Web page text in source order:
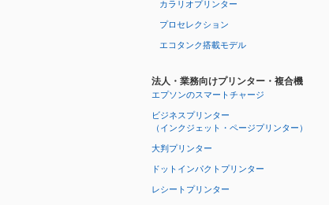
カラリオプリンター
プロセレクション
エコタンク搭載モデル
法人・業務向けプリンター・複合機
エプソンのスマートチャージ
ビジネスプリンター
（インクジェット・ページプリンター）
大判プリンター
ドットインパクトプリンター
レシートプリンター